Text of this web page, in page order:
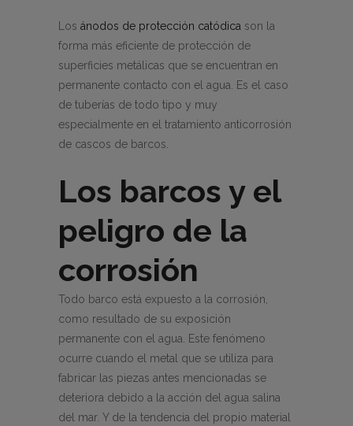
Los ánodos de protección catódica son la
forma más eficiente de protección de
superficies metálicas que se encuentran en
permanente contacto con el agua. Es el caso
de tuberías de todo tipo y muy
especialmente en el tratamiento anticorrosión
de cascos de barcos.
Los barcos y el
peligro de la
corrosión
Todo barco está expuesto a la corrosión,
como resultado de su exposición
permanente con el agua. Este fenómeno
ocurre cuando el metal que se utiliza para
fabricar las piezas antes mencionadas se
deteriora debido a la acción del agua salina
del mar. Y de la tendencia del propio material